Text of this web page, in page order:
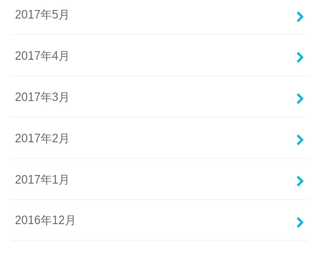
2017年5月
2017年4月
2017年3月
2017年2月
2017年1月
2016年12月